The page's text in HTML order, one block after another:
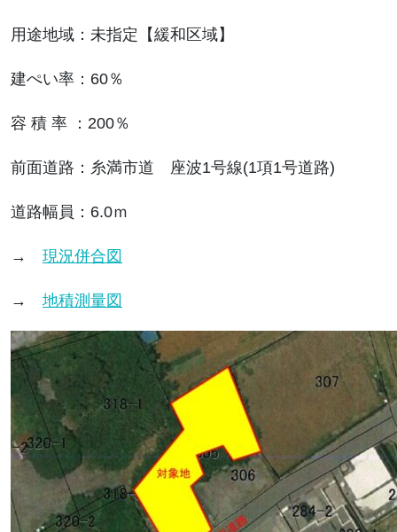
用途地域：未指定【緩和区域】
建ぺい率：60％
容 積 率 ：200％
前面道路：糸満市道 座波1号線(1項1号道路)
道路幅員：6.0ｍ
→ 現況併合図
→ 地積測量図